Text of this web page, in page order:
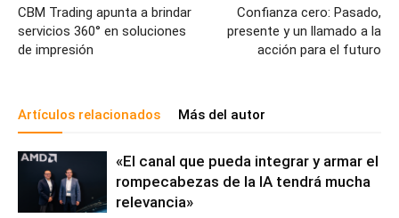
CBM Trading apunta a brindar
servicios 360° en soluciones
de impresión
Confianza cero: Pasado,
presente y un llamado a la
acción para el futuro
Artículos relacionados Más del autor
«El canal que pueda integrar y armar el
rompecabezas de la IA tendrá mucha
relevancia»